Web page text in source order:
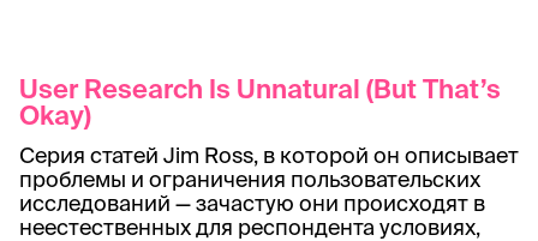
User Research Is Unnatural (But That’s
Okay)
Серия статей Jim Ross, в которой он описывает
проблемы и ограничения пользовательских
исследований — зачастую они происходят в
неестественных для респондента условиях,